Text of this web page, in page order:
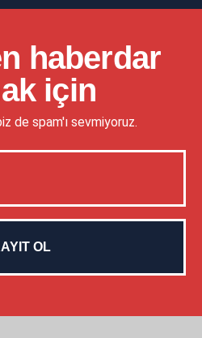
haberdar
için
de spam'ı sevmiyoruz.